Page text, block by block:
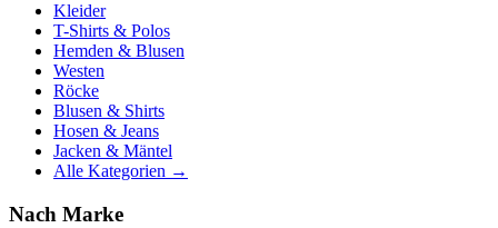
Kleider
T-Shirts & Polos
Hemden & Blusen
Westen
Röcke
Blusen & Shirts
Hosen & Jeans
Jacken & Mäntel
Alle Kategorien →
Nach Marke